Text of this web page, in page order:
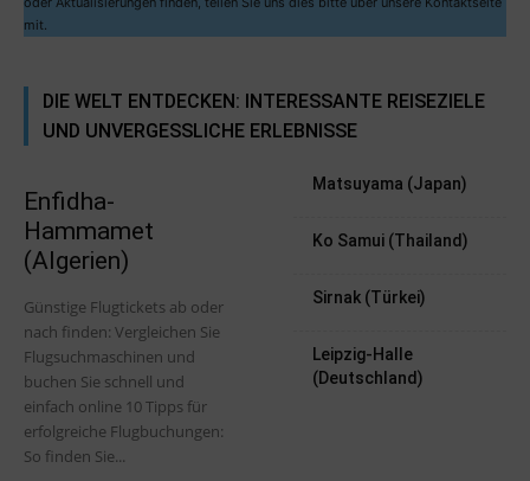
mit.
DIE WELT ENTDECKEN: INTERESSANTE REISEZIELE
UND UNVERGESSLICHE ERLEBNISSE
Enfidha-
Hammamet
(Algerien)
Günstige Flugtickets ab oder
nach finden: Vergleichen Sie
Flugsuchmaschinen und
buchen Sie schnell und
einfach online 10 Tipps für
erfolgreiche Flugbuchungen:
So finden Sie...
Matsuyama (Japan)
Ko Samui (Thailand)
Sirnak (Türkei)
Leipzig-Halle
(Deutschland)